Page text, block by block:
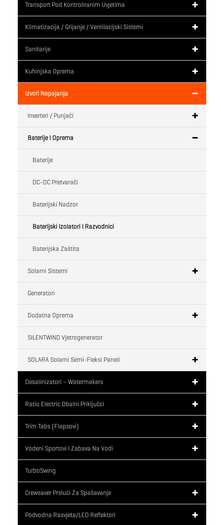
Transport Pod Kontroliranim Uvjetima
Klimatizacija / Grijanje / Ventilacijski Sistemi
Sanitarije
Kuhinjska Oprema
Izvori Napajanja
Inverteri / Punjači
Baterije I Oprema
Baterije
DC-DC Pretvarači
Baterijski Nadzor
Baterijski Izolatori I Razvodnici
Baterijska Zaštita
Solarni Sistemi
Generatori
Dodatna Oprema
SILENTWIND Vjetrogenerator
SOLARA Solarni Semi-Fleksi Paneli
Desalinizatori – Watermakers
Ratio Electric Obalni Priključci
Trim Tabs (flapsovi)
Vodeni Sportovi I Zabava Na Vodi
TurboSwing
Crewsaver Prsluci Za Spašavanje
Podvodna Rasvjeta/LED Reflektori